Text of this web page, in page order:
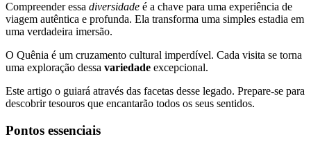
Compreender essa diversidade é a chave para uma experiência de
viagem autêntica e profunda. Ela transforma uma simples estadia em
uma verdadeira imersão.
O Quênia é um cruzamento cultural imperdível. Cada visita se torna
uma exploração dessa variedade excepcional.
Este artigo o guiará através das facetas desse legado. Prepare-se para
descobrir tesouros que encantarão todos os seus sentidos.
Pontos essenciais